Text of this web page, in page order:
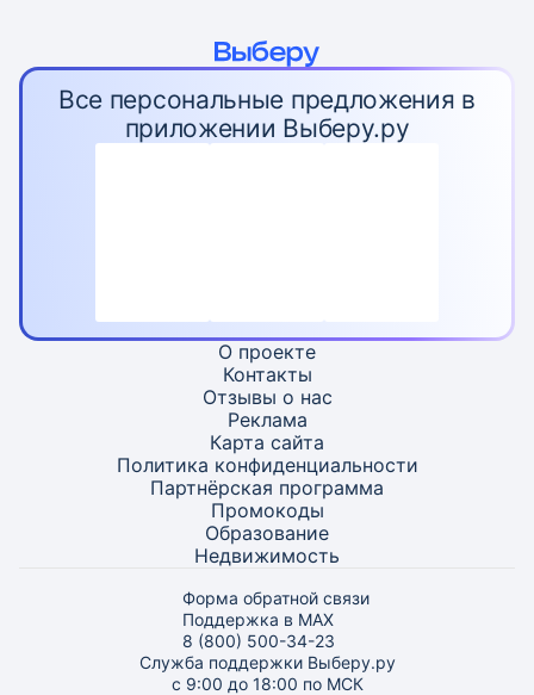
Все персональные предложения в
приложении Выберу.ру
О проекте
Контакты
Отзывы о нас
Реклама
Карта сайта
Политика конфиденциальности
Партнёрская программа
Промокоды
Образование
Недвижимость
Форма обратной связи
Поддержка в MAX
8 (800) 500-34-23
Служба поддержки Выберу.ру
с 9:00 до 18:00 по МСК